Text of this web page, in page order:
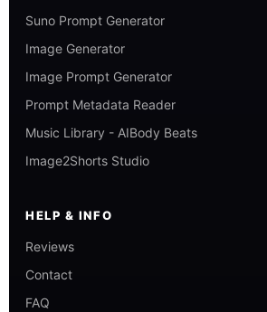
Suno Prompt Generator
Image Generator
Image Prompt Generator
Prompt Metadata Reader
Music Library - AIBody Beats
Image2Shorts Studio
HELP & INFO
Reviews
Contact
FAQ